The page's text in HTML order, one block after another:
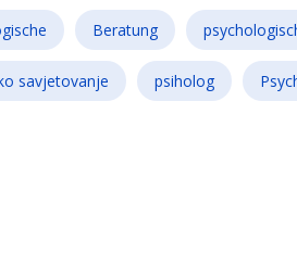
Beratung
savjetovanje psiholog